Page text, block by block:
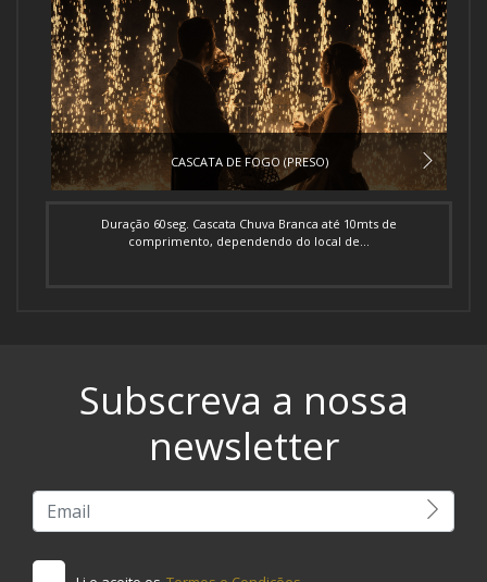
CASCATA DE FOGO (PRESO)
Duração 60seg. Cascata Chuva Branca até 10mts de
comprimento, dependendo do local de...
Subscreva a nossa
newsletter